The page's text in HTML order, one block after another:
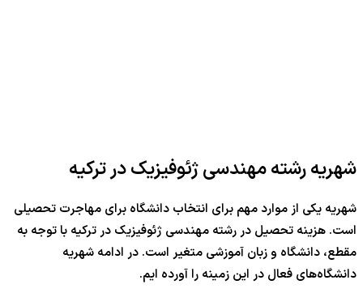
شهریه رشته مهندسی ژئوفیزیک در ترکیه
شهریه یکی از موارد مهم برای انتخاب دانشگاه برای مهاجرت تحصیلی
است. هزینه تحصیل در رشته مهندسی ژئوفیزیک در ترکیه با توجه به
مقطع، دانشگاه و زبان آموزشی متغیر است. در ادامه شهریه
دانشگاه‌های فعال در این زمینه را آورده ایم.